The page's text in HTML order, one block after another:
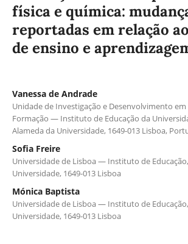
física e química:
reportadas em relação
de ensino e
Vanessa de Andrade
Unidade de Investigação e Desenvolvimento em
Formação — Instituto de Educação da
Alameda da Universidade, 1649-013 Lisboa,
Sofia Freire
Universidade de Lisboa — Instituto de
Universidade, 1649-013 Lisboa
Mónica Baptista
Universidade de Lisboa — Instituto de
Universidade, 1649-013 Lisboa